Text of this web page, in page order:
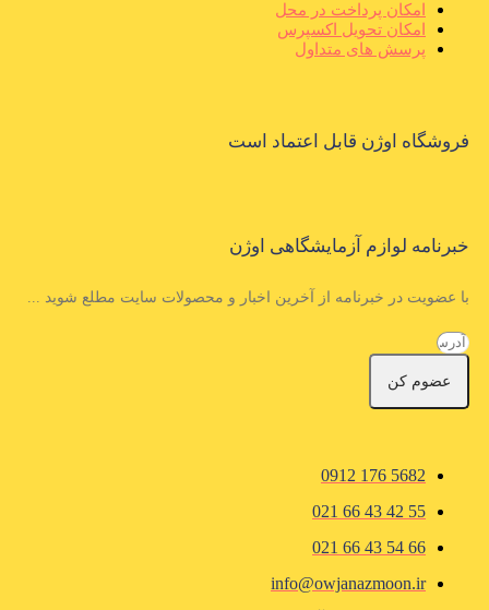
امکان پرداخت در محل
امکان تحویل اکسپرس
پرسش های متداول
فروشگاه اوژن قابل اعتماد است
خبرنامه لوازم آزمایشگاهی اوژن
با عضویت در خبرنامه از آخرین اخبار و محصولات سایت مطلع شوید ...
عضوم کن
5682 176 0912
55 42 43 66 021
66 54 43 66 021
info@owjanazmoon.ir